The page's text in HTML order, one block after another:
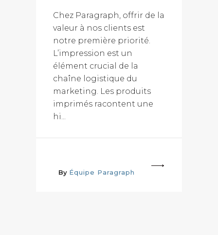
Chez Paragraph, offrir de la
valeur à nos clients est
notre première priorité.
L’impression est un
élément crucial de la
chaîne logistique du
marketing. Les produits
imprimés racontent une
hi...
By Équipe Paragraph